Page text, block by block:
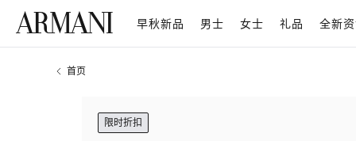
早秋新品 男士 女士 礼品 全新
首页
限时折扣